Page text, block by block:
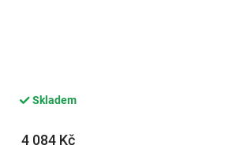
Skladem
4 084 Kč